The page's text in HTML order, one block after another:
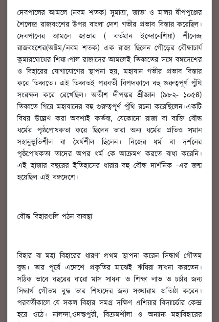
দেবপালের আমলে (নবম শতক) সুমাত্রা, জাভা ও মালয় দ্বীপপুঞ্জের
শৈলেন্দ্র রাজবংশের উপর বাংলা দেশ গভীর প্রভাব বিস্তার করেছিল।
দেবপালের আমলে জাভার ( বর্তমান ইন্দোনেশিয়া) শীলেন্দ্র
রাজবংশের(অষ্টম/নবম শতক) এক রাজা ছিলেন গৌড়ের বৌদ্ধাচার্য
কুমারঘোষের শিষ্য।পাল রাজাদের আমলেই তিব্বতের সঙ্গে বঙ্গদেশের
ও বিহারের যোগাযোগের স্থাপনা হয়, মহাযান গভীর প্রভাব বিস্তার
করে তিব্বতে। এই তিব্বতই পরবর্তী বিপদকালে বহু গুরুত্বপূর্ণ পুঁথি
সংরক্ষন করে রেখেছিল। অতীশ দীপঙ্কর শ্রীজ্ঞান (৯৮২- ১০৫৪)
তিব্বতে গিয়ে মহাযানের বহু গুরুত্বপূর্ণ পুঁথি রচনা করেছিলেন।একটি
বিষয় উল্লেখ করা অবশ্যই কর্তব্য, যেকোনো রাজা বা ব্যক্তি বৌদ্ধ
ধর্মের পৃষ্ঠপোষকতা করে ছিলেন তারা অন্য ধর্মের প্রতিও সমান
সহানুভূতিশীল বা ধৈর্যশীল ছিলেন। নিজের ধর্ম বা দর্শনের
পৃষ্ঠপোষকতা তাদের অপর ধর্ম কে আক্রমণ করতে বাধ্য করেনি।
এই হাজার বছরের ইতিহাসের ধারায় বহু বৌদ্ধ দার্শনিক -এর জন্ম
হয়েছিল এই বঙ্গদেশে।
বৌদ্ধ বিহারগুলি পঠন ব্যবস্থা
বিহার বা মহা বিহারের ধারণা প্রথম স্থাপনা করেন সিদ্ধার্থ গৌতম
বুদ্ধ। তার পূর্বে এদেশে প্রকৃতির মাঝেই ঋষিরা সাধনা করতেন।
সঠিক ভাবে বছরের বারো মাস সাধনা ও শিক্ষা লাভ ও চর্চার জন্য
সিদ্ধার্থ গৌতম বুদ্ধ তার শিষ্যদের জন্য সঙ্ঘারাম প্রতিষ্ঠা করেন।
পরবর্তীকালে যে সকল বিহার সমগ্র দক্ষিণ এশিয়ার বিদ্যাচর্চার কেন্দ্র
হয়ে ওঠে। নালন্দা,ওদন্তপুরী, বিক্রমশীলা ও অন্যান্য মহাবিহারের